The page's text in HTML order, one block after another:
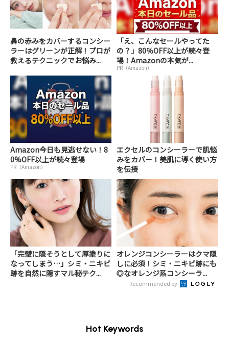
鼻の赤みをカバーするコンシー
ラーはグリーンが正解！プロが
教えるテクニックでお悩み...
「え、こんなセールやってた
の？」80％OFF以上が続々登
場！Amazonの本気が...
PR（Amazon）
Amazon今日も見逃せない！8
0%OFF以上が続々登場
PR（Amazon）
エクセルのコンシーラーで肌悩
みをカバー！美肌に導く使い方
を伝授
「完璧に隠そうとして厚塗りに
なってしまう…」シミ・ニキビ
跡を自然に隠すマル秘テク...
オレンジコンシーラーはクマ隠
しに必須！シミ・ニキビ跡にも
◎なオレンジ系コンシーラ...
Recommended by
Hot Keywords